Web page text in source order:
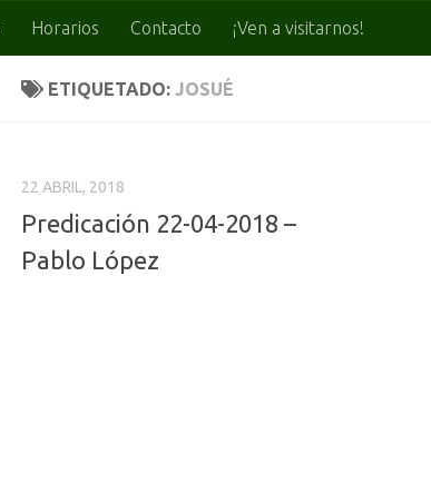
Horarios Contacto ¡Ven a visitarnos!
ETIQUETADO: JOSUÉ
22 ABRIL, 2018
Predicación 22-04-2018 –
Pablo López